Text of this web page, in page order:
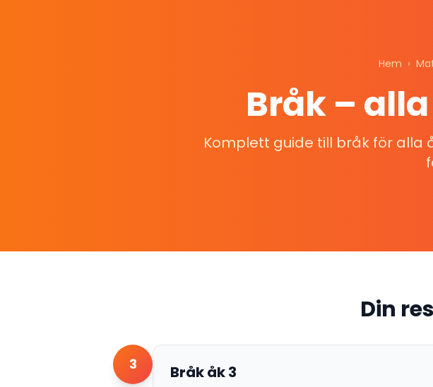
Hem ›
Bråk –
Komplett guide till bråk för alla
Din
3 Bråk åk 3